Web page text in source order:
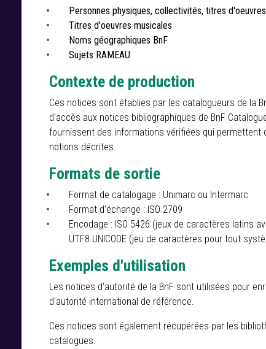
Personnes physiques, collectivités, titres d'oeuvres
Titres d'oeuvres musicales
Noms géographiques BnF
Sujets RAMEAU
Contexte de production
Ces notices sont établies par les catalogueurs de la
d'accès aux notices bibliographiques de BnF
fournissent des informations vérifiées qui permettent
notions décrites.
Formats de sortie
Format de catalogage : Unimarc ou Intermarc
Format d'échange : ISO 2709
Encodage : ISO 5426 (jeux de caractères latins
UTF8 UNICODE (jeu de caractères pour tout
Exemples d'utilisation
Les notices d'autorité de la BnF sont utilisées pour
d'autorité international de référence.
Ces notices sont également récupérées par les
catalogues.